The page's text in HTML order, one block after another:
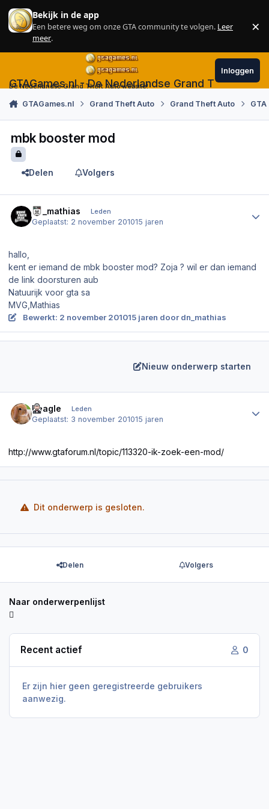
Skip to content
Bekijk in de app
Een betere weg om onze GTA community te volgen. Leer
meer.
×
GTAGames.nl - De Nederlandse Grand Theft Auto
De Nederlandse Grand Theft Auto website!
Inloggen
GTAGames.nl Grand Theft Auto Grand Theft Auto
mbk booster mod
Delen Volgers
dn_mathias Leden
Geplaatst: 2 november 201015 jaren
hallo,
kent er iemand de mbk booster mod? Zoja ? wil er dan iemand
de link doorsturen aub
Natuurijk voor gta sa
MVG,Mathias
Bewerkt: 2 november 201015 jaren door dn_mathias
Nieuw onderwerp starten
Beagle Leden
Geplaatst: 3 november 201015 jaren
http://www.gtaforum.nl/topic/113320-ik-zoek-een-mod/
Dit onderwerp is gesloten.
Delen Volgers
Naar onderwerpenlijst
Recent actief 0
Er zijn hier geen geregistreerde gebruikers
aanwezig.